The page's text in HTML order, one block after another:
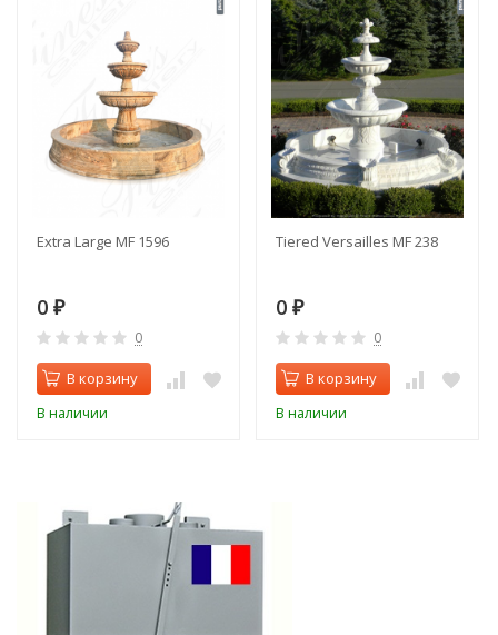
Extra Large MF 1596
0 ₽
0
В корзину
В наличии
Tiered Versailles MF 238
0 ₽
0
В корзину
В наличии